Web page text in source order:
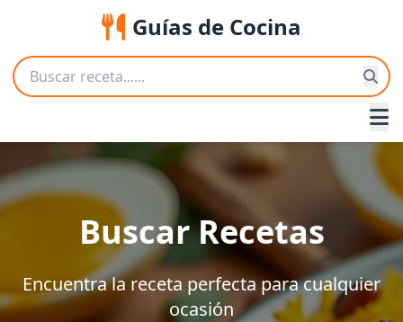
Guías de Cocina
Buscar Recetas
Encuentra la receta perfecta para cualquier
ocasión